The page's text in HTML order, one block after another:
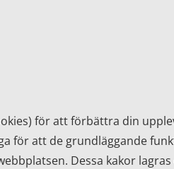
för att förbättra din
för att de grundläggande
Dessa kakor